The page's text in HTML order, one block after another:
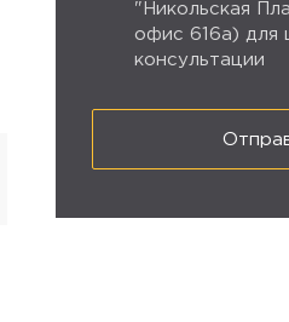
"Никольская
офис 616а) для
консультации